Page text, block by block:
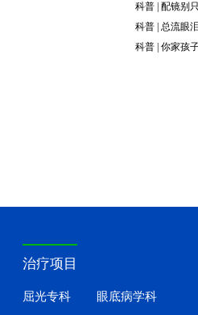
科普 | 配镜别
科普 | 总流眼
科普 | 你家孩
治疗项目
屈光专科 眼底病学科